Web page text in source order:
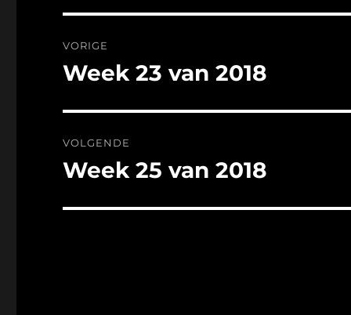
navigatie
VORIGE
Vorig
Week 23 van 2018
VOLGENDE
Volgend
Week 25 van 2018